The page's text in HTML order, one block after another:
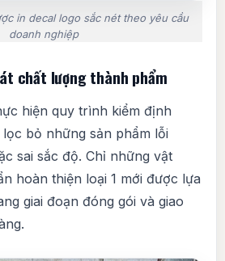
in decal logo sắc nét theo yêu cầu
doanh nghiệp
chất lượng thành phẩm
hiện quy trình kiểm định
bỏ những sản phẩm lỗi
sai sắc độ. Chỉ những vật
hoàn thiện loại 1 mới được lựa
giai đoạn đóng gói và giao